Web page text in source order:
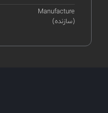
Manufacture
(سازنده)